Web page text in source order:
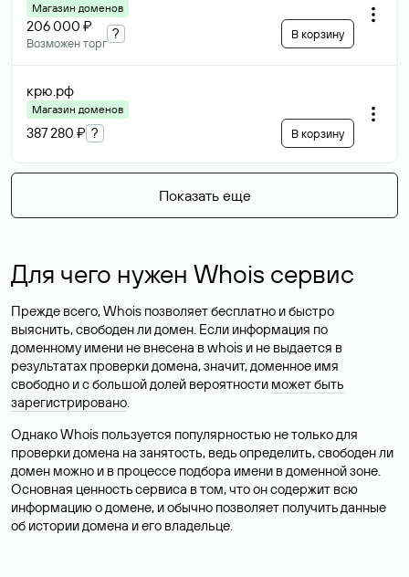
Магазин доменов
206 000 ₽
Возможен торг
? В корзину
крю.рф
Магазин доменов
387 280 ₽ ? В корзину
Показать еще
Для чего нужен Whois сервис
Прежде всего, Whois позволяет бесплатно и быстро
выяснить, свободен ли домен. Если информация по
доменному имени не внесена в whois и не выдается в
результатах проверки домена, значит, доменное имя
свободно и с большой долей вероятности может быть
зарегистрировано.
Однако Whois пользуется популярностью не только для
проверки домена на занятость, ведь определить, свободен ли
домен можно и в процессе подбора имени в доменной зоне.
Основная ценность сервиса в том, что он содержит всю
информацию о домене, и обычно позволяет получить данные
об истории домена и его владельце.